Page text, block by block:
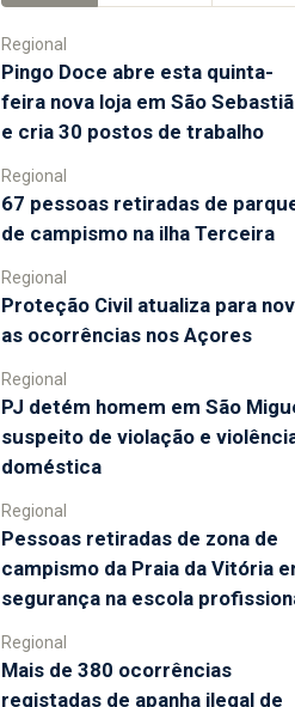
Regional
Pingo Doce abre esta quinta-
feira nova loja em São
e cria 30 postos de trabalho
Regional
67 pessoas retiradas de
de campismo na ilha Terceira
Regional
Proteção Civil atualiza para
as ocorrências nos Açores
Regional
PJ detém homem em São
suspeito de violação e
doméstica
Regional
Pessoas retiradas de zona de
campismo da Praia da Vitória
segurança na escola
Regional
Mais de 380 ocorrências
registadas de apanha ilegal de